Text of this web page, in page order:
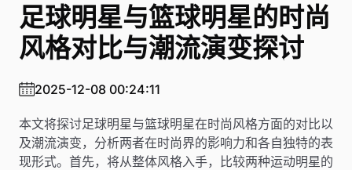
足球明星与篮球明星的时尚
风格对比与潮流演变探讨
2025-12-08 00:24:11
本文将探讨足球明星与篮球明星在时尚风格方面的对比以
及潮流演变，分析两者在时尚界的影响力和各自独特的表
现形式。首先，将从整体风格入手，比较两种运动明星的